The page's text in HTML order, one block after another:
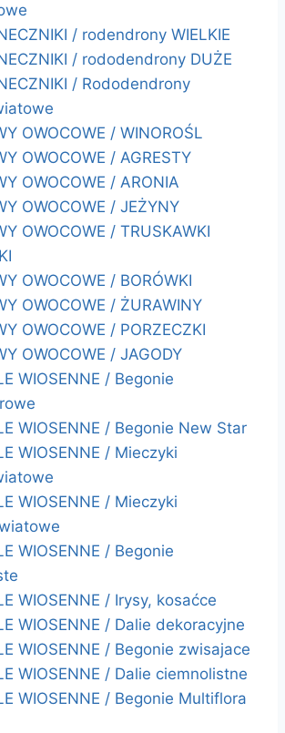
/ rodendrony WIELKIE
/ rododendrony DUŻE
/ Rododendrony
OWOCOWE / WINOROŚL
OWOCOWE / AGRESTY
OWOCOWE / ARONIA
OWOCOWE / JEŻYNY
OWOCOWE / TRUSKAWKI
OWOCOWE / BORÓWKI
OWOCOWE / ŻURAWINY
OWOCOWE / PORZECZKI
OWOCOWE / JAGODY
WIOSENNE / Begonie
WIOSENNE / Begonie New Star
WIOSENNE / Mieczyki
WIOSENNE / Mieczyki
WIOSENNE / Begonie
WIOSENNE / Irysy, kosaćce
WIOSENNE / Dalie dekoracyjne
WIOSENNE / Begonie zwisajace
WIOSENNE / Dalie ciemnolistne
WIOSENNE / Begonie Multiflora